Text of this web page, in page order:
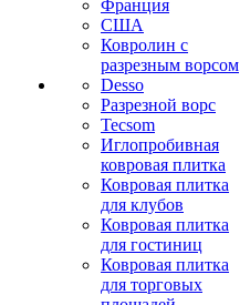
Франция
США
Ковролин с
разрезным ворсом
Desso
Разрезной ворс
Tecsom
Иглопробивная
ковровая плитка
Ковровая плитка
для клубов
Ковровая плитка
для гостиниц
Ковровая плитка
для торговых